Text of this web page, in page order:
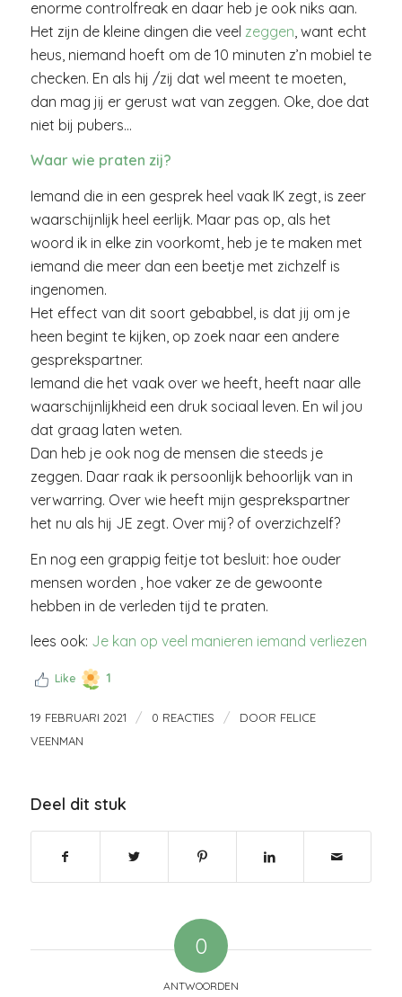
enorme controlfreak en daar heb je ook niks aan.
Het zijn de kleine dingen die veel zeggen , want echt
heus, niemand hoeft om de 10 minuten z’n mobiel te
checken. En als hij /zij dat wel meent te moeten,
dan mag jij er gerust wat van zeggen. Oke, doe dat
niet bij pubers…
Waar wie praten zij?
Iemand die in een gesprek heel vaak IK zegt, is zeer
waarschijnlijk heel eerlijk. Maar pas op, als het
woord ik in elke zin voorkomt, heb je te maken met
iemand die meer dan een beetje met zichzelf is
ingenomen.
Het effect van dit soort gebabbel, is dat jij om je
heen begint te kijken, op zoek naar een andere
gesprekspartner.
Iemand die het vaak over we heeft, heeft naar alle
waarschijnlijkheid een druk sociaal leven. En wil jou
dat graag laten weten.
Dan heb je ook nog de mensen die steeds je
zeggen. Daar raak ik persoonlijk behoorlijk van in
verwarring. Over wie heeft mijn gesprekspartner
het nu als hij JE zegt. Over mij? of overzichzelf?
En nog een grappig feitje tot besluit: hoe ouder
mensen worden , hoe vaker ze de gewoonte
hebben in de verleden tijd te praten.
lees ook: Je kan op veel manieren iemand verliezen
Like 1
19 FEBRUARI 2021 / 0 REACTIES / DOOR FELICE
VEENMAN
Deel dit stuk
0
ANTWOORDEN